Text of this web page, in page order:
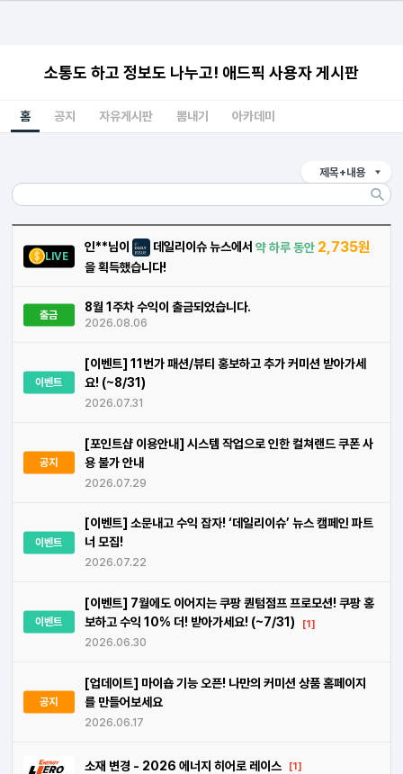
소통도 하고 정보도 나누고! 애드픽 사용자 게시판
홈 공지 자유게시판 뽐내기 아카데미
제목+내용
LIVE
인**님이 데일리이슈 뉴스에서약 하루 동안 2,735원
을 획득했습니다!
출금 8월 1주차 수익이 출금되었습니다.
2026.08.06
이벤트
[이벤트] 11번가 패션/뷰티 홍보하고 추가 커미션 받아가세
요! (~8/31)
2026.07.31
공지
[포인트샵 이용안내] 시스템 작업으로 인한 컬쳐랜드 쿠폰 사
용 불가 안내
2026.07.29
이벤트
[이벤트] 소문내고 수익 잡자! ‘데일리이슈’ 뉴스 캠페인 파트
너 모집!
2026.07.22
이벤트
[이벤트] 7월에도 이어지는 쿠팡 퀀텀점프 프로모션! 쿠팡 홍
보하고 수익 10% 더! 받아가세요! (~7/31)
[1]
2026.06.30
공지
[업데이트] 마이숍 기능 오픈! 나만의 커미션 상품 홈페이지
를 만들어보세요
2026.06.17
소재 변경 - 2026 에너지 히어로 레이스
[1]